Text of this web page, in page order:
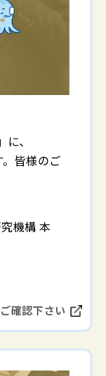
、
。皆様のご
機構 本